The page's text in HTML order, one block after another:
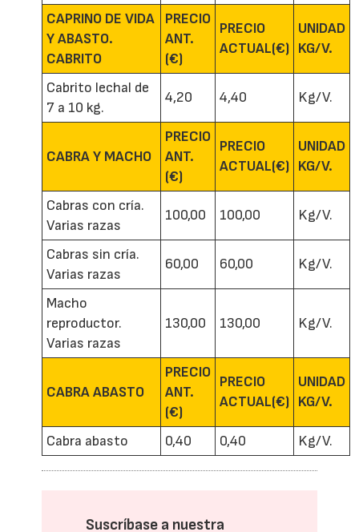
CAPRINO DE VIDA
Y ABASTO.
CABRITO
PRECIO
ANT.
(€)
PRECIO
ACTUAL(€)
UNIDAD
KG/V.
Cabrito lechal de
7 a 10 kg.
4,20 4,40 Kg/V.
CABRA Y MACHO
PRECIO
ANT.
(€)
PRECIO
ACTUAL(€)
UNIDAD
KG/V.
Cabras con cría.
Varias razas
100,00 100,00 Kg/V.
Cabras sin cría.
Varias razas
60,00 60,00 Kg/V.
Macho
reproductor.
Varias razas
130,00 130,00 Kg/V.
CABRA ABASTO
PRECIO
ANT.
(€)
PRECIO
ACTUAL(€)
UNIDAD
KG/V.
Cabra abasto 0,40 0,40 Kg/V.
Suscríbase a nuestra